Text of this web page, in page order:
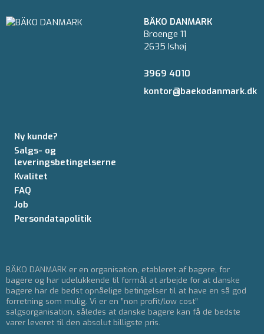
BÄKO DANMARK
Broenge 11
2635 Ishøj
3969 4010
kontor@baekodanmark.dk
Ny kunde?
Salgs- og
leveringsbetingelserne
Kvalitet
FAQ
Job
Persondatapolitik
BÄKO DANMARK er en organisation, etableret af bagere, for
bagere og har udelukkende til formål at arbejde for at danske
bagere har de bedst opnåelige betingelser til at have en så god
forretning som mulig. Vi er en ”non profit/low cost”
salgsorganisation, således at danske bagere kan få de bedste
varer leveret til den absolut billigste pris.